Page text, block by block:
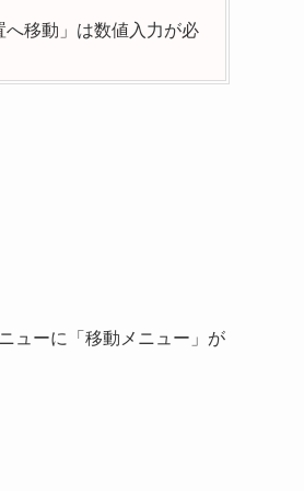
移動」は数値入力が必
ューに「移動メニュー」が